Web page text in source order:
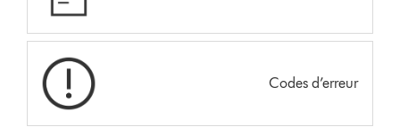
Codes d’erreur